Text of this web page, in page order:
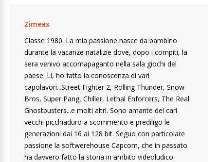
Zimeax
Classe 1980. La mia passione nasce da bambino
durante la vacanze natalizie dove, dopo i compiti, la
sera venivo accomapaganto nella sala giochi del
paese. Lì, ho fatto la conoscenza di vari
capolavori...Street Fighter 2, Rolling Thunder, Snow
Bros, Super Pang, Chiller, Lethal Enforcers, The Real
Ghostbusters...e molti altri. Sono amante dei cari
vecchi picchiaduro a scorrimento e prediligo le
generazioni dai 16 ai 128 bit. Seguo con particolare
passione la softwerehouse Capcom, che in passato
ha davvero fatto la storia in ambito videoludico.